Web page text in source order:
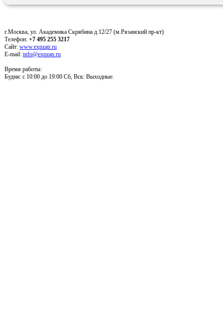
г.Москва, ул. Академика Скрябина д.12/27 (м.Рязанский пр-кт)
Телефон: +7 495 255 3217
Сайт: www.expzap.ru
E-mail: info@expzap.ru
Время работы:
Будни: c 10:00 до 19:00 Сб, Вск: Выходные.